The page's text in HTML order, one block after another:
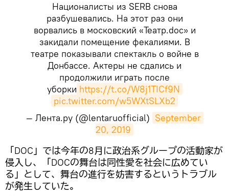
Националисты из SERB снова
разбушевались. На этот раз они
ворвались в московский «Театр.doc» и
закидали помещение фекалиями. В
театре показывали спектакль о войне в
Донбассе. Актеры не сдались и
продолжили играть после
уборки https://t.co/W8j1TICf9N
pic.twitter.com/w5WXtSLXb2
— Лента.ру (@lentaruofficial) September
20, 2019
​「DOC」では今年の8月に政治系グループの活動家が
侵入し、「DOCの舞台は同性愛を社会に広めてい
る」として、舞台の進行を妨害するというトラブル
が発生していた。